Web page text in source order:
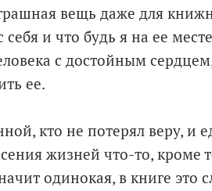
вещь даже для
себя и что будь я на ее
с достойным
ее.
кто не потерял веру, и
жизней что-то, кроме
одинокая, в книге это